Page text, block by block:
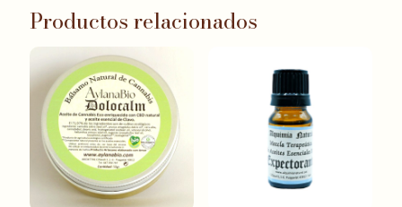
Productos relacionados